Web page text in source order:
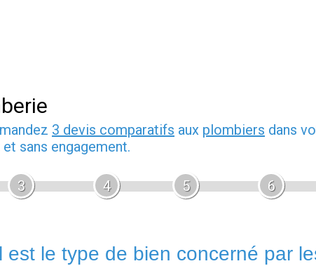
3 devis comparatifs aux plombiers dans
sans engagement.
3 4 5 6
est le type de bien concerné par